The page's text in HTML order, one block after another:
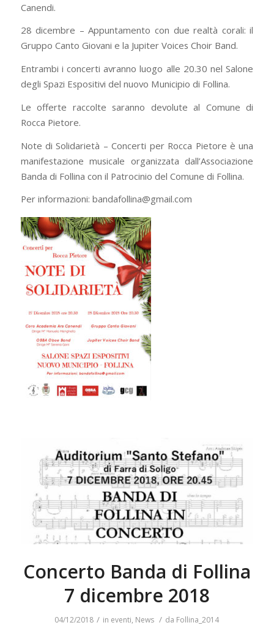
Canendi.
28 dicembre – Appuntamento con due realtà corali: il
Gruppo Canto Giovani e la Jupiter Voices Choir Band.
Entrambi i concerti avranno luogo alle 20.30 nel Salone
degli Spazi Espositivi del nuovo Municipio di Follina.
Le offerte raccolte saranno devolute al Comune di
Rocca Pietore.
Note di Solidarietà – Concerti per Rocca Pietore è una
manifestazione musicale organizzata dall’Associazione
Banda di Follina con il Patrocinio del Comune di Follina.
Per informazioni: bandafollina@gmail.com
Concerto Banda di Follina
7 dicembre 2018
04/12/2018 / in eventi, News / da Follina_2014